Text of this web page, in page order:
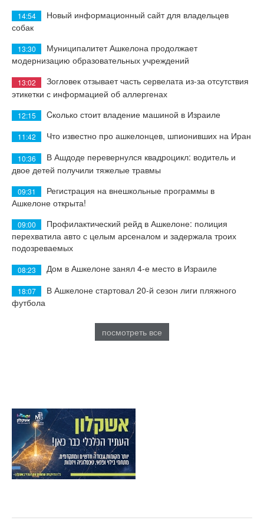
14:54
Новый информационный сайт для владельцев
собак
13:30
Муниципалитет Ашкелона продолжает
модернизацию образовательных учреждений
13:02
Зогловек отзывает часть сервелата из-за отсутствия
этикетки с информацией об аллергенах
12:15 Cколько стоит владение машиной в Израиле
11:42 Что известно про ашкелонцев, шпионивших на Иран
10:36
В Ашдоде перевернулся квадроцикл: водитель и
двое детей получили тяжелые травмы
09:31
Регистрация на внешкольные программы в
Ашкелоне открыта!
09:00
Профилактический рейд в Ашкелоне: полиция
перехватила авто с целым арсеналом и задержала троих
подозреваемых
08:23 Дом в Ашкелоне занял 4-е место в Израиле
18:07
В Ашкелоне стартовал 20-й сезон лиги пляжного
футбола
посмотреть все